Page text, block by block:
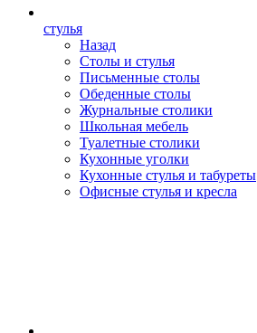
стулья
Назад
Столы и стулья
Письменные столы
Обеденные столы
Журнальные столики
Школьная мебель
Туалетные столики
Кухонные уголки
Кухонные стулья и табуреты
Офисные стулья и кресла